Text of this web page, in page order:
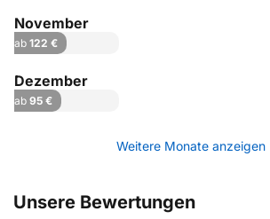
November
ab 122 €
Dezember
ab 95 €
Weitere Monate anzeigen
Unsere Bewertungen